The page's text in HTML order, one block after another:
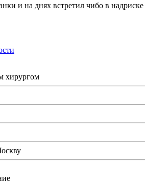
и на днях встретил чибо в надриске
хирургом